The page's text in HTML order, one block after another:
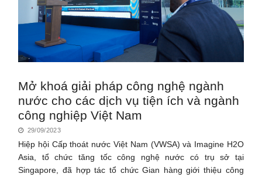
Mở khoá giải pháp công nghệ ngành
nước cho các dịch vụ tiện ích và ngành
công nghiệp Việt Nam
29/09/2023
Hiệp hội Cấp thoát nước Việt Nam (VWSA) và Imagine H2O
Asia, tổ chức tăng tốc công nghệ nước có trụ sở tại
Singapore, đã hợp tác tổ chức Gian hàng giới thiệu công